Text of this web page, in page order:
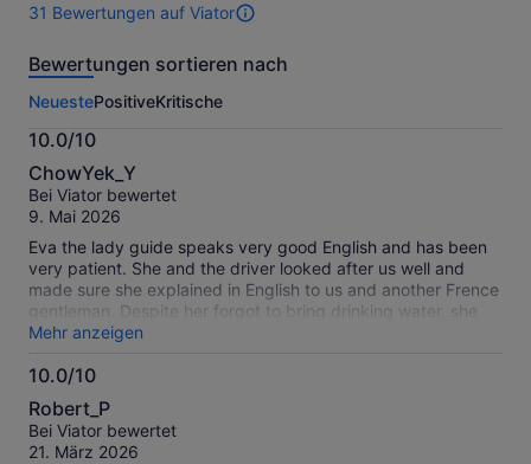
31 Bewertungen auf Viator
31
dieser
Weitere
Informationen
zu
unseren
geprüften
Bewertungen.
Bewertungen sortieren nach
NeuestePositiveKritische
10.0/10
10.0
von
10
ChowYek_Y
Bei Viator bewertet
9. Mai 2026
Eva the lady guide speaks very good English and has been
very patient. She and the driver looked after us well and
made sure she explained in English to us and another Frence
gentleman. Despite her forgot to bring drinking water, she
spoke throughout the entire journey and was not stingy to
share information whilst answering questions even in the
rains. The whole tour was not eishoat all.
Mehr anzeigen
10.0/10
10.0
von
10
Robert_P
Bei Viator bewertet
21. März 2026